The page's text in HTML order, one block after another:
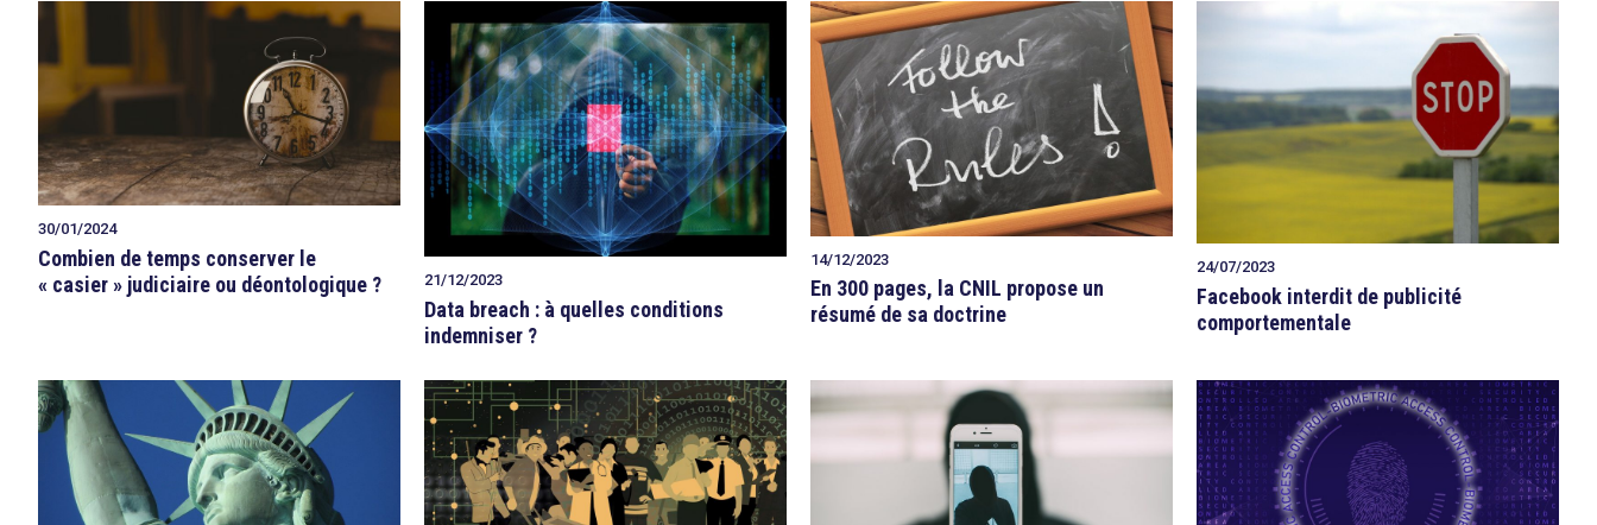
30/01/2024
Combien de temps conserver le
« casier » judiciaire ou déontologique ?
21/12/2023
Data breach : à quelles conditions
indemniser ?
14/12/2023
En 300 pages, la CNIL propose un
résumé de sa doctrine
24/07/2023
Facebook interdit de publicité
comportementale